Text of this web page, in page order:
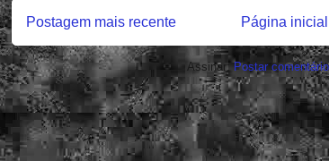
Postagem mais recente Página inicial
Assinar:Postar